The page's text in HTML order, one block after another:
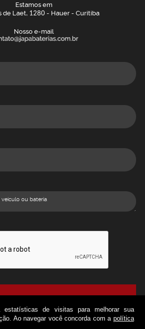
Estamos em
de Laet, 1280- Hauer - Curitiba
Nosso e-mail
estatísticas de visitas para melhorar sua
Ao navegar você concorda com a política